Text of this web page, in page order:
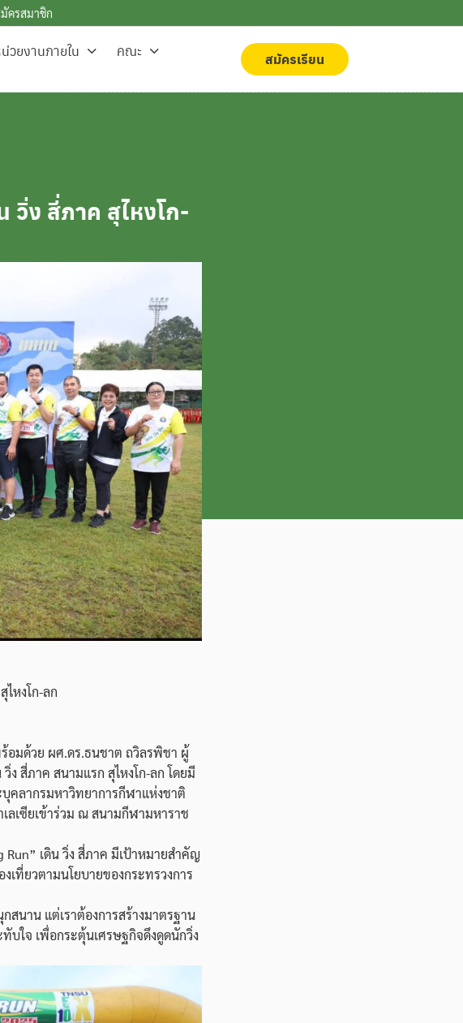
ครสมาชิก
วยงานภายใน คณะ สมัครเรียน
วิ่ง สี่ภาค สุไหงโก-
ไหงโก-ลก
อมด้วย ผศ.ดร.ธนชาต ถวิลรพิชา ผู้
ง สี่ภาค สนามแรก สุไหงโก-ลก โดยมี
คลากรมหาวิทยาการกีฬาแห่งชาติ
ลเซียเข้าร่วม ณ สนามกีฬามหาราช
Run” เดิน วิ่ง สี่ภาค มีเป้าหมายสำคัญ
เที่ยวตามนโยบายของกระทรวงการ
สนาน แต่เราต้องการสร้างมาตรฐาน
ใจ เพื่อกระตุ้นเศรษฐกิจดึงดูดนักวิ่ง